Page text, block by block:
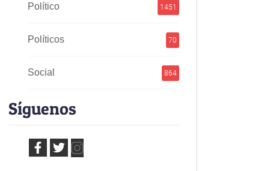
Político 1451
Políticos 70
Social 864
Síguenos